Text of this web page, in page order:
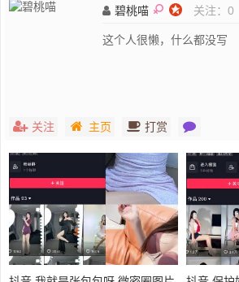
碧桃喵 关注： 0
这个人很懒，什么都没写
关注 主页 打赏